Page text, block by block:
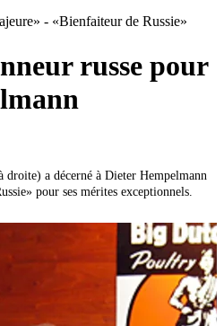
- «Bienfaiteur de Russie»
russe pour
a décerné à Dieter Hempelmann
pour ses mérites exceptionnels.